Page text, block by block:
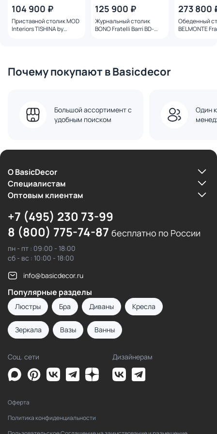
104 900 ₽
Приставной столик MOD
Interiors TISHINA by
125 900 ₽
Журнальный столик
BONO Fratelli Barri BD-
273 800
Обеденный
BELMONTE
Почему покупают в Basicdecor
Большой ассортимент с
удобным поиском
Один
О BasicDecor
Cпециалистам
Оптовым клиентам
+7 (495) 230 73-99
8 (800) 775-74-87 бесплатно по России
пн - пт : 09:00 - 18:00
сб - вс : 10:00 - 18:00
info@basicdecor.ru
Популярные разделы
Люстры Бра Диваны Кресла
Зеркала Вазы Ванны
Соц. сети Дизайнерам
Оферта
Политика конфиденциальности